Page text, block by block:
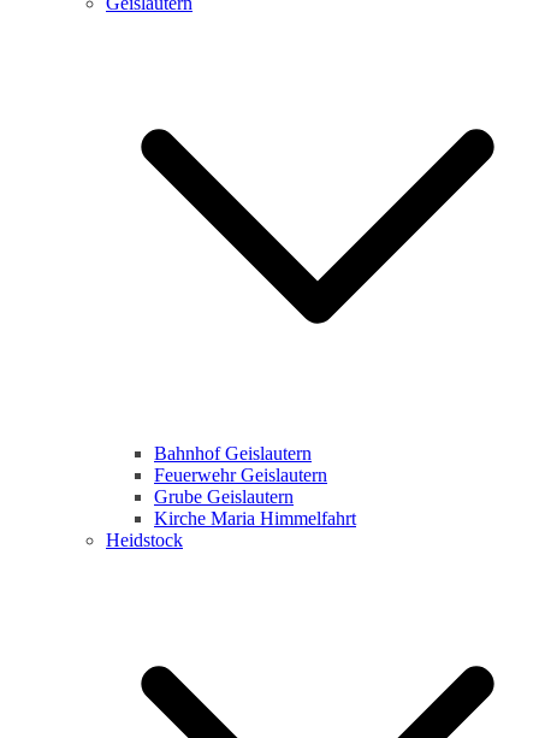
Bahnhof Geislautern
Feuerwehr Geislautern
Grube Geislautern
Kirche Maria Himmelfahrt
Heidstock